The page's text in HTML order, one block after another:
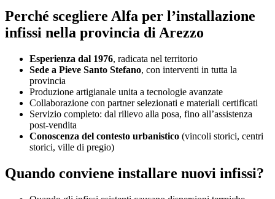
Perché scegliere Alfa per l’installazione
infissi nella provincia di Arezzo
Esperienza dal 1976, radicata nel territorio
Sede a Pieve Santo Stefano, con interventi in tutta la
provincia
Produzione artigianale unita a tecnologie avanzate
Collaborazione con partner selezionati e materiali certificati
Servizio completo: dal rilievo alla posa, fino all’assistenza
post-vendita
Conoscenza del contesto urbanistico (vincoli storici, centri
storici, ville di pregio)
Quando conviene installare nuovi infissi?